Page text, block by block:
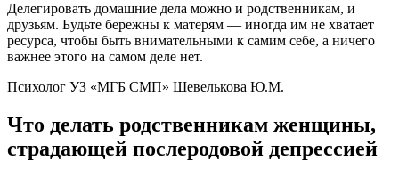
Делегировать домашние дела можно и родственникам, и
друзьям. Будьте бережны к матерям — иногда им не хватает
ресурса, чтобы быть внимательными к самим себе, а ничего
важнее этого на самом деле нет.
Психолог УЗ «МГБ СМП» Шевелькова Ю.М.
Что делать родственникам женщины,
страдающей послеродовой депрессией